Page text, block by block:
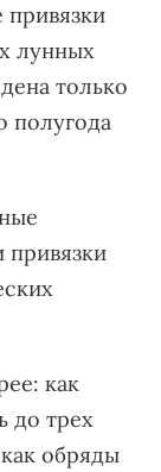
привязки
лунных
только
полугода
как
до трех
обряды